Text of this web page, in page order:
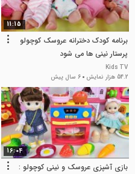
11:15
برنامه کودک دخترانه عروسک کوچولو
پرستار نینی ها می شود
Kids TV
54.2 هزار نمایش
6 سال پیش
16:04
بازی آشپزی عروسک و نینی کوچولو :